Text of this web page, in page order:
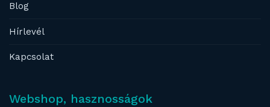
Blog
Hírlevél
Kapcsolat
Webshop, hasznosságok